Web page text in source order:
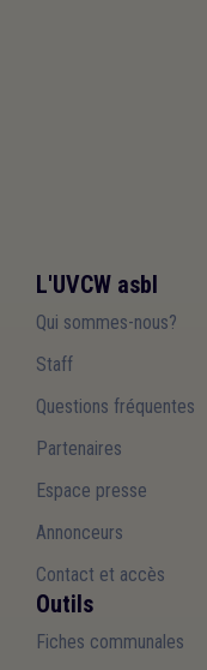
L'UVCW asbl
Qui sommes-nous?
Staff
Questions fréquentes
Partenaires
Espace presse
Annonceurs
Contact et accès
Outils
Fiches communales